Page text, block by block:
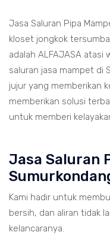
Jasa Saluran Pipa
kloset jongkok
adalah ALFAJASA
saluran jasa mampet di
jujur yang memberikan
memberikan solusi
untuk memberi
Jasa Saluran
Kami hadir untuk
bersih, dan aliran tidak
kelancaranya.